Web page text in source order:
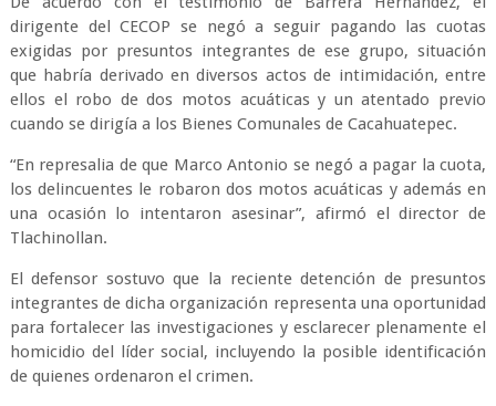
dirigente del CECOP se negó a seguir pagando las cuotas
exigidas por presuntos integrantes de ese grupo, situación
que habría derivado en diversos actos de intimidación, entre
ellos el robo de dos motos acuáticas y un atentado previo
cuando se dirigía a los Bienes Comunales de Cacahuatepec.
“En represalia de que Marco Antonio se negó a pagar la cuota,
los delincuentes le robaron dos motos acuáticas y además en
una ocasión lo intentaron asesinar”, afirmó el director de
Tlachinollan.
El defensor sostuvo que la reciente detención de presuntos
integrantes de dicha organización representa una oportunidad
para fortalecer las investigaciones y esclarecer plenamente el
homicidio del líder social, incluyendo la posible identificación
de quienes ordenaron el crimen.